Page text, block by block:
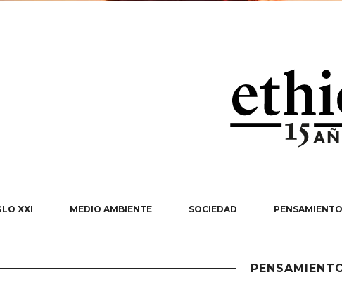
XXI MEDIO AMBIENTE SOCIEDAD PENSAMIENTO